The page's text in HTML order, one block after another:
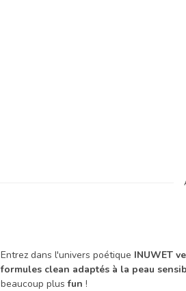
Entrez dans l'univers poétique INUWET
formules clean adaptés à la peau
beaucoup plusfun !